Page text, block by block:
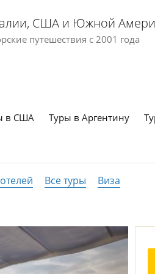
США и Южной
путешествия с 2001 года
в США Туры в Аргентину
Все туры Виза